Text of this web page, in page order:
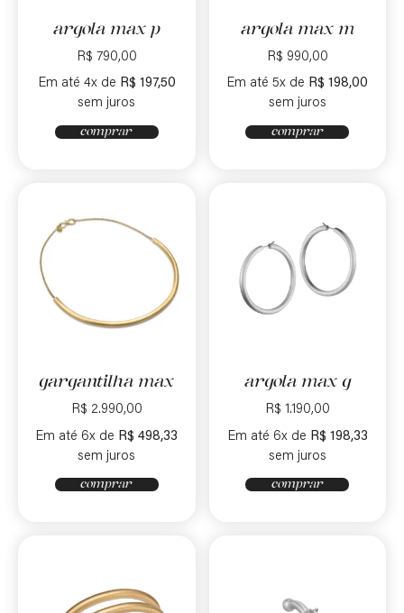
argola max p
R$ 790,00
Em até 4x de R$ 197,50
sem juros
comprar
argola max m
R$ 990,00
Em até 5x de R$ 198,00
sem juros
comprar
gargantilha max
R$ 2.990,00
Em até 6x de R$ 498,33
sem juros
comprar
argola max g
R$ 1.190,00
Em até 6x de R$ 198,33
sem juros
comprar